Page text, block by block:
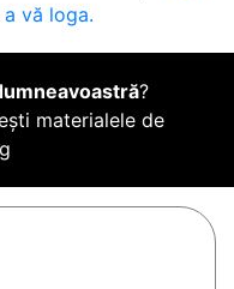
vă loga.
?
materialele de